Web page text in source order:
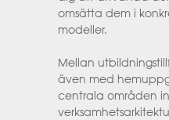
omsätta dem i
modeller.
Mellan
även med
centrala områden